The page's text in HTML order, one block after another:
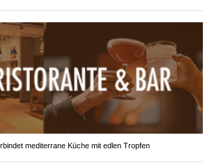
mediterrane Küche mit edlen Tropfen